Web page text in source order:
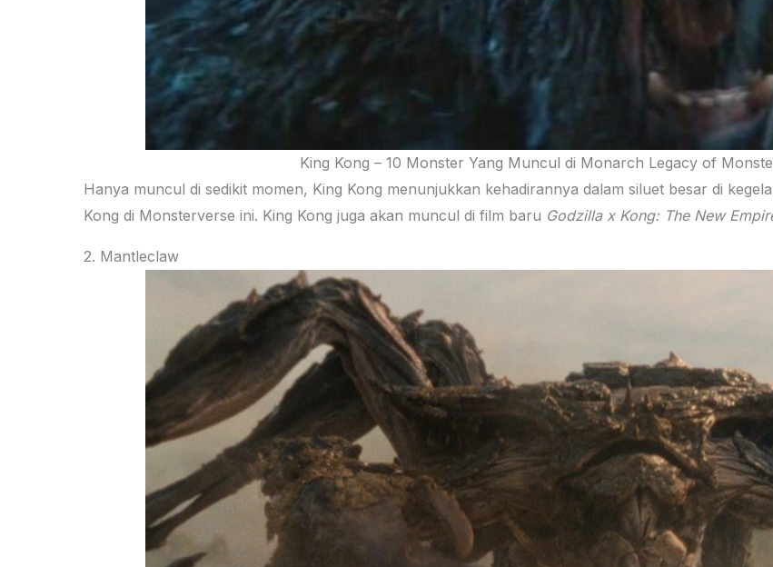
King Kong – 10 Monster Yang Muncul di Monarch Legacy of
Hanya muncul di sedikit momen, King Kong menunjukkan kehadirannya dalam siluet besar di
Kong di Monsterverse ini. King Kong juga akan muncul di film baru Godzilla x Kong: The New
2. Mantleclaw